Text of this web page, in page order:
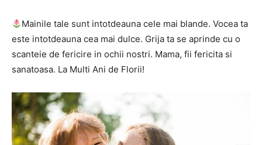
Mainile tale sunt intotdeauna cele mai blande. Vocea ta
este intotdeauna cea mai dulce. Grija ta se aprinde cu o
scanteie de fericire in ochii nostri. Mama, fii fericita si
sanatoasa. La Multi Ani de Florii!